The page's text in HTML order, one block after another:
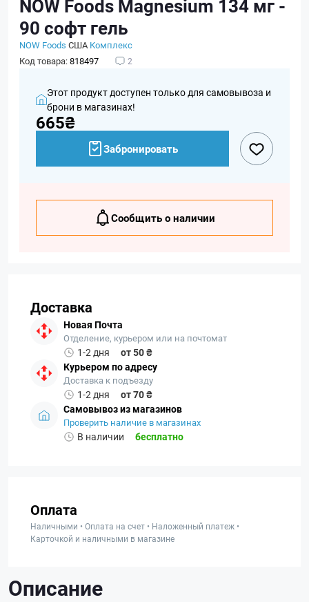
NOW Foods Magnesium 134 мг -
90 софт гель
NOW Foods США Комплекс
Код товара:818497 2
Этот продукт доступен только для самовывоза и
брони в магазинах!
665₴
Забронировать
Сообщить о наличии
Доставка
Новая Почта
Отделение, курьером или на почтомат
1-2 дня
от 50 ₴
Курьером по адресу
Доставка к подъезду
1-2 дня
от 70 ₴
Самовывоз из магазинов
Проверить наличие в магазинах
В наличии бесплатно
Оплата
Наличными • Оплата на счет • Наложенный платеж •
Карточкой и наличными в магазине
Описание